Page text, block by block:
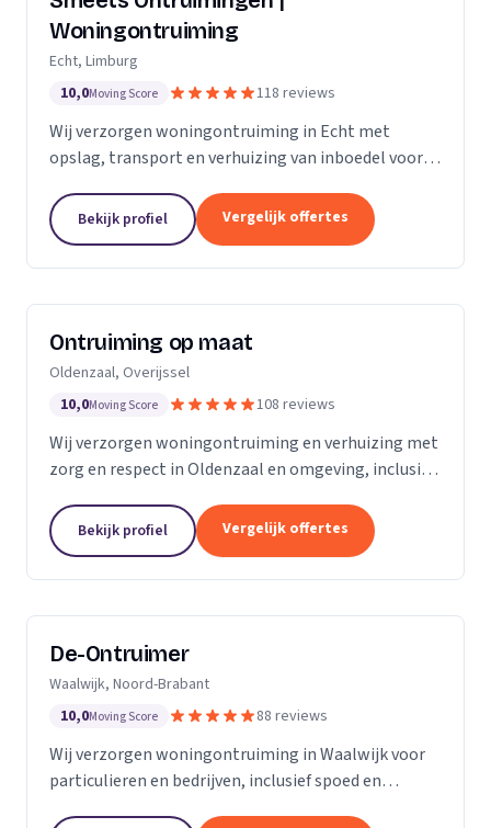
Woningontruiming
Echt, Limburg
10,0Moving Score 118 reviews
Wij verzorgen woningontruiming in Echt met
opslag, transport en verhuizing van inboedel voor
Brabant.
Bekijk profiel Vergelijk offertes
Ontruiming op maat
Oldenzaal, Overijssel
10,0Moving Score 108 reviews
Wij verzorgen woningontruiming en verhuizing met
zorg en respect in Oldenzaal en omgeving, inclusief
Bekijk profiel Vergelijk offertes
De-Ontruimer
Waalwijk, Noord-Brabant
10,0Moving Score 88 reviews
Wij verzorgen woningontruiming in Waalwijk voor
particulieren en bedrijven, inclusief spoed en